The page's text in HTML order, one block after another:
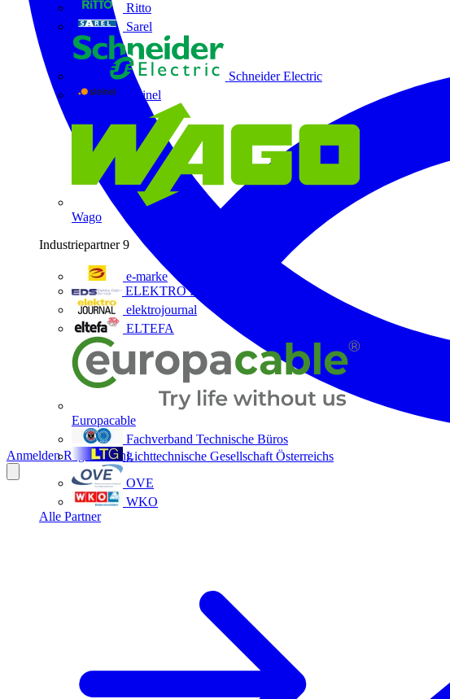
Ritto
Sarel
Schneider Electric
Steinel
Wago
Industriepartner 9
e-marke
ELEKTRO Daten Serviceges
elektrojournal
ELTEFA
Europacable
Fachverband Technische Büros
Lichttechnische Gesellschaft Österreichs
OVE
WKO
Alle Partner
AnmeldenRegistrierung